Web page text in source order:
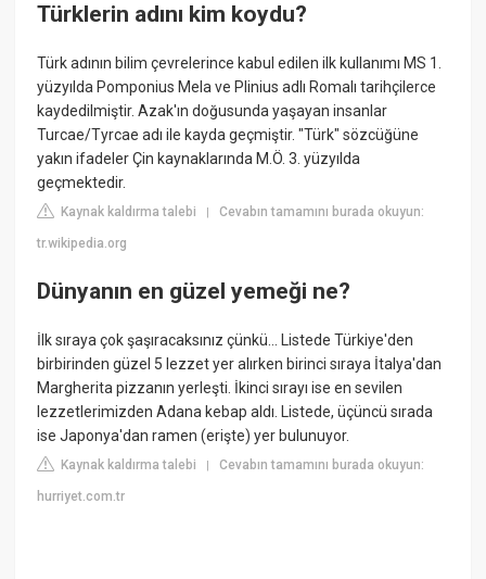
Türklerin adını kim koydu?
Türk adının bilim çevrelerince kabul edilen ilk kullanımı MS 1.
yüzyılda Pomponius Mela ve Plinius adlı Romalı tarihçilerce
kaydedilmiştir. Azak'ın doğusunda yaşayan insanlar
Turcae/Tyrcae adı ile kayda geçmiştir. "Türk" sözcüğüne
yakın ifadeler Çin kaynaklarında M.Ö. 3. yüzyılda
geçmektedir.
Kaynak kaldırma talebi |Cevabın tamamını burada okuyun:
tr.wikipedia.org
Dünyanın en güzel yemeği ne?
İlk sıraya çok şaşıracaksınız çünkü... Listede Türkiye'den
birbirinden güzel 5 lezzet yer alırken birinci sıraya İtalya'dan
Margherita pizzanın yerleşti. İkinci sırayı ise en sevilen
lezzetlerimizden Adana kebap aldı. Listede, üçüncü sırada
ise Japonya'dan ramen (erişte) yer bulunuyor.
Kaynak kaldırma talebi |Cevabın tamamını burada okuyun:
hurriyet.com.tr